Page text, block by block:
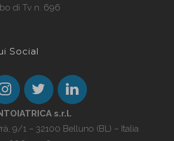
di Tv n. 696
Social
s.r.l.
9/1 – 32100 Belluno (BL) – Italia